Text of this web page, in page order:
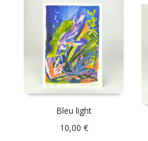
Bleu light
10,00 €